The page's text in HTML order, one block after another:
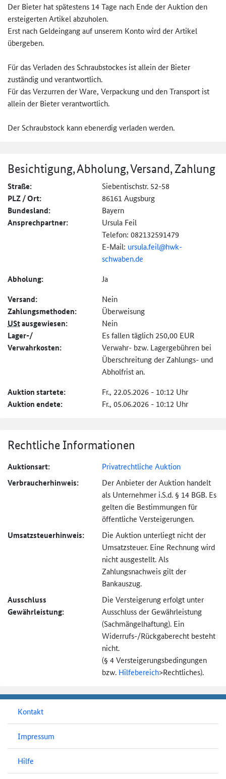
Der Bieter hat spätestens 14 Tage nach Ende der Auktion den
ersteigerten Artikel abzuholen.
Erst nach Geldeingang auf unserem Konto wird der Artikel
übergeben.
Für das Verladen des Schraubstockes ist allein der Bieter
zuständig und verantwortlich.
Für das Verzurren der Ware, Verpackung und den Transport ist
allein der Bieter verantwortlich.
Der Schraubstock kann ebenerdig verladen werden.
Besichtigung, Abholung, Versand, Zahlung
Straße: Siebentischstr. 52-58
PLZ / Ort: 86161 Augsburg
Bundesland: Bayern
Ansprechpartner:
Ursula Feil
Telefon: 082132591479
E-Mail: ursula.feil@hwk-
schwaben.de
Abholung: Ja
Versand: Nein
Zahlungs­methoden: Überweisung
UStausgewiesen: Nein
Lager-/
Verwahrkosten:
Es fallen täglich 250,00 EUR
Verwahr- bzw. Lagergebühren bei
Überschreitung der Zahlungs- und
Abholfrist an.
Auktion startete: Fr., 22.05.2026 - 10:12 Uhr
Auktion endete: Fr., 05.06.2026 - 10:12 Uhr
Rechtliche Informationen
Auktionsart: Privatrechtliche Auktion
Verbraucher­hinweis:
Der Anbieter der Auktion handelt
als Unternehmer i.S.d. § 14 BGB. Es
gelten die Bestimmungen für
öffentliche Versteigerungen.
Umsatzsteuer­hinweis:
Die Auktion unterliegt nicht der
Umsatzsteuer. Eine Rechnung wird
nicht ausgestellt. Als
Zahlungsnachweis gilt der
Bankauszug.
Ausschluss
Gewährleistung:
Die Versteigerung erfolgt unter
Ausschluss der Gewährleistung
(Sachmängel­haftung). Ein
Widerrufs-/Rückgaberecht besteht
nicht.
(§ 4 Versteigerungs­bedingungen
bzw. Hilfebereich>Rechtliches).
Kontakt
Impressum
Hilfe